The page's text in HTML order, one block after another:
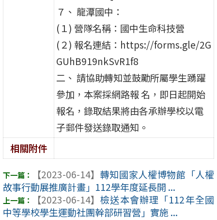
７、 龍潭國中：
(１) 營隊名稱：國中生命科技營
(２) 報名連結：https://forms.gle/2G
GUhB919nkSvR1f8
二、 請協助轉知並鼓勵所屬學生踴躍
參加，本案採網路報 名，即日起開始
報名，錄取結果將由各承辦學校以電
子郵件發送錄取通知。
相關附件
【2023-06-14】 轉知國家人權博物館「人權
故事行動展推廣計畫」112學年度延長開 ...
【2023-06-14】 檢送本會辦理「112年全國
中等學校學生運動社團幹部研習營」實施 ...